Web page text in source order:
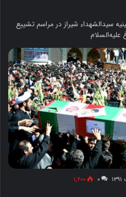
سیدالشهداء شیراز در مراسم تشییع
۰ ۱,۲۰۰